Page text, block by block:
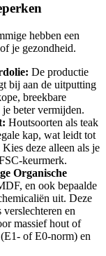
hebben een
je gezondheid.
De productie
bij aan de uitputting
breekbare
beter vermijden.
Houtsoorten als teak
kap, wat leidt tot
deze alleen als je
keurmerk.
Organische
en ook bepaalde
uit. Deze
en
massief hout of
of E0-norm) en